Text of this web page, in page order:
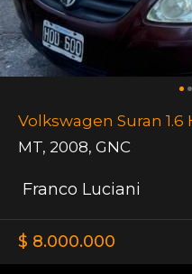
Volkswagen Suran
MT, 2008, GNC
Franco Luciani
$ 8.000.000